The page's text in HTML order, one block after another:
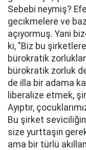
Sebebi neymiş?
gecikmelere ve
açıyormuş. Yani
ki, "Biz bu
bürokratik
bürokratik zorluk
de illa bir adama
liberalize etmek,
Ayıptır,
Bu şirket
size yurttaşın
ama bir türlü